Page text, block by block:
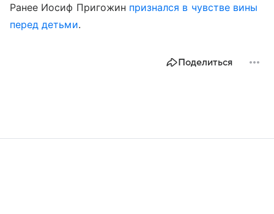
Ранее Иосиф Пригожин признался в чувстве вины
перед детьми.
Поделиться